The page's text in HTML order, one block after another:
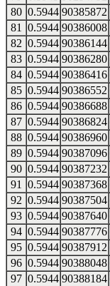
80 0.5944 90385872
81
0.5944 90386008
82 0.5944 90386144
83 0.5944 90386280
84 0.5944 90386416
85 0.5944 90386552
86 0.5944 90386688
87 0.5944 90386824
88 0.5944 90386960
89 0.5944 90387096
90 0.5944 90387232
91
0.5944 90387368
92 0.5944 90387504
93 0.5944 90387640
94 0.5944 90387776
95 0.5944 90387912
96 0.5944 90388048
97 0.5944 90388184